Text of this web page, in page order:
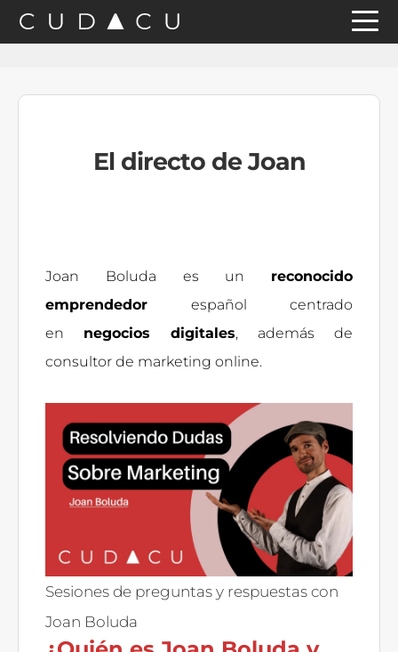
Saltar
a
Saltar
al
Saltar
a
El directo de Joan
Joan Boluda es un reconocido
emprendedor español centrado
en negocios digitales, además de
consultor de marketing online.
Sesiones de preguntas y respuestas con
Joan Boluda